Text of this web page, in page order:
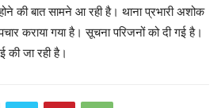
की बात सामने आ रही है। थाना प्रभारी अशोक
कराया गया है। सूचना परिजनों को दी गई है।
की जा रही है।